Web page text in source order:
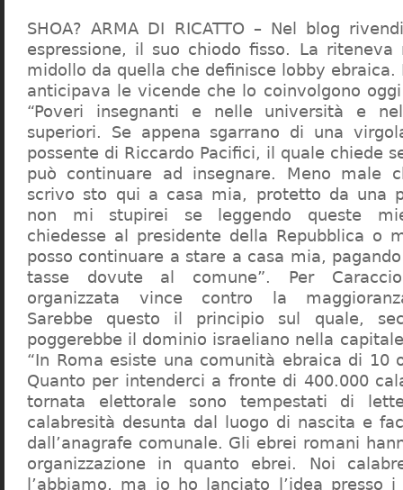
SHOA? ARMA DI RICATTO – Nel blog
espressione, il suo chiodo fisso. La
midollo da quella che definisce lobby ebraica.
anticipava le vicende che lo coinvolgono
“Poveri insegnanti e nelle università e
superiori. Se appena sgarrano di una
possente di Riccardo Pacifici, il quale chiede
può continuare ad insegnare. Meno male
scrivo sto qui a casa mia, protetto da una
non mi stupirei se leggendo queste
chiedesse al presidente della Repubblica o
posso continuare a stare a casa mia,
tasse dovute al comune”. Per
organizzata vince contro la
Sarebbe questo il principio sul quale,
poggerebbe il dominio israeliano nella
“In Roma esiste una comunità ebraica di 10
Quanto per intenderci a fronte di 400.000
tornata elettorale sono tempestati di
calabresità desunta dal luogo di nascita e
dall’anagrafe comunale. Gli ebrei romani
organizzazione in quanto ebrei. Noi
l’abbiamo, ma io ho lanciato l’idea presso